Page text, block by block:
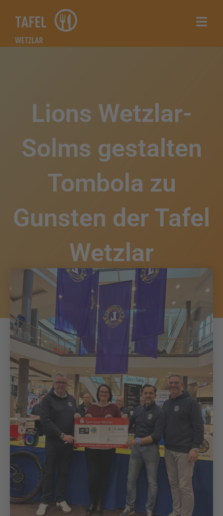
Inhalt
springen
Lions Wetzlar-
Solms gestalten
Tombola zu
Gunsten der Tafel
Wetzlar
Christof Mayer März 7, 2026